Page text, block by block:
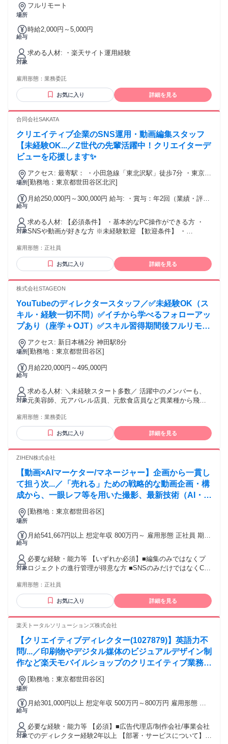
の使用経験 ◆Illustrator、InDesignの使用経験 ◆資料作成やク
場所
フルリモート
給与
時給2,000円～5,000円
対象
求める人材: ・楽天サイト運用経験
雇用形態： 業務委託
お気に入り 詳細を見る
合同会社SAKATA
クリエイティブ企業のSNS運用・動画編集スタッフ
【未経験OK...／Z世代の先輩活躍中！クリエイターデ
ビューを応援します✨
場所
アクセス: 最寄駅： ・小田急線「東北沢駅」徒歩7分 ・東京メ
トロ千代田線「代々木上原駅」徒歩12分 下北沢・代々木・渋
グも楽しめる人気エリアです。 通勤ストレスが少なく、 「仕
す。
[勤務地：東京都世田谷区北沢]
給与
月給250,000円～300,000円 給与: ・賞与：年2回（業績・評価
年功序列ではなく、 「頑張りがきちんと評価される仕組み」
です。 未経験スタートでも 成長に応じてしっかり収入アップ
が目指せます。
対象
求める人材: 【必須条件】 ・基本的なPC操作ができる方 ・
SNSや動画が好きな方 ※未経験歓迎 【歓迎条件】 ・
・デザインやクリエイティブが好きな方 【こんな方にピッタ
リ】 ・「SNSを仕事にしたい」と本気で思っている方 ・好き
なことを仕事にしたい方 ・成長業界でスキルを身につけたい
ンスも目指したい方
雇用形態： 正社員
お気に入り 詳細を見る
株式会社STAGEON
YouTubeのディレクタースタッフ／✅未経験OK（ス
キル・経験一切不問）✅イチから学べるフォローアッ
プあり（座学＋OJT）✅スキル習得期間後フルリモー
トOK（必要に応じてオフィス稼働あり）✅ゆくゆく
はプロデューサーを目指せる（顧客対応まで担当）
場所
アクセス: 新日本橋2分 神田駅8分
[勤務地：東京都世田谷区]
給与
月給220,000円～495,000円
対象
求める人材: ＼未経験スタート多数／ 活躍中のメンバーも、
元美容師、元アパレル店員、元飲食店員など異業種から飛び
で、一切問いません。「成長したい」「イチから頑張りた
い」といった意欲を重視しています。 ★コミュニケーション
を大切にしており、「こうしたらもっと伸びそう！」など、
ルがある方 └Word、Excel、PowerPointなどの基本的な操作
Photoshopもご自身でご用意いただきます ＼こんな方にもぴ
ったり／ ・YouTubeの運用スキルをイチから身につけたい ・
新しいことを吸収して成長していきたい ・キャリアを自分の
手で切り拓きたい ・動画コンテンツやマーケティングを極め
たい ・“好き”を仕事に、とことん追求したい ▼下記の経験を
マーケティングの経験
雇用形態： 業務委託
お気に入り 詳細を見る
ZIHEN株式会社
【動画×AIマーケター/マネージャー】企画から一貫し
て担う次...／「売れる」ための戦略的な動画企画・構
成から、一眼レフ等を用いた撮影、最新技術（AI・
CG）を取り入れた編集まで一貫して担当します。数
値分析に基づき、PDCAを回しながら「勝てる」表現
場所
[勤務地：東京都世田谷区]
給与
月給541,667円以上 想定年収 800万円～ 雇用形態 正社員 期間
本給￥400,834～ 固定残業代￥140,833～を含む/月 ■賞与実
績:年3回/合計150万円（評価により変動） 諸手当：通勤手当
（会社規定に基づき支給）、残業手当（固定残業代制 超過分
対象
必要な経験・能力等 【いずれか必須】■編集のみではなくプ
ロジェクトの進行管理が得意な方 ■SNSのみだけではなくCM
【本ポジションの魅力】 ・次世代スキル：AIやCGを実務に落
とし込む、最先端の表現スキルが身につきます ・本質的な成
長：感覚に頼らない「マーケティング×動画」のプロデュース
わり、世の中にインパクトを与えられます ・変化を楽しむ文
に評価し還元する風土です。 学歴・資格 学歴：大学院 大学
高専 短大 専修学校 語学力： 資格：
雇用形態： 正社員
お気に入り 詳細を見る
楽天トータルソリューションズ株式会社
【クリエイティブディレクター(1027879)】英語力不
問/...／印刷物やデジタル媒体のビジュアルデザイン制
作など楽天モバイルショップのクリエイティブ業務を
お任せ致します。各部署と議論しながら、ユーザーを
基軸にしたコミュニケーションを設計いただくことが
場所
[勤務地：東京都世田谷区]
給与
月給301,000円以上 想定年収 500万円～800万円 雇用形態 正
￥301,000～ 基本給￥228,608～ 固定残業代￥72,392～を含
む/月 諸手当：通勤手当（会社規定に基づき支給）、残業手当
（固定残業代制 超過分別途支給） 試用期間 有 期間：3ヶ月
対象
必要な経験・能力等 【必須】■広告代理店/制作会社/事業会社
でのディレクター経験2年以上 【部署・サービスについて】楽